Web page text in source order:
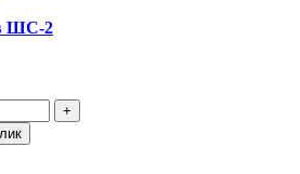
ШС-2
+